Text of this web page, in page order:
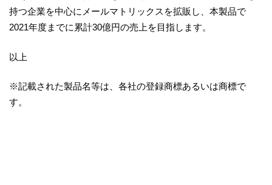
持つ企業を中心にメールマトリックスを拡販し、本製品で
2021年度までに累計30億円の売上を目指します。
以上
※記載された製品名等は、各社の登録商標あるいは商標で
す。